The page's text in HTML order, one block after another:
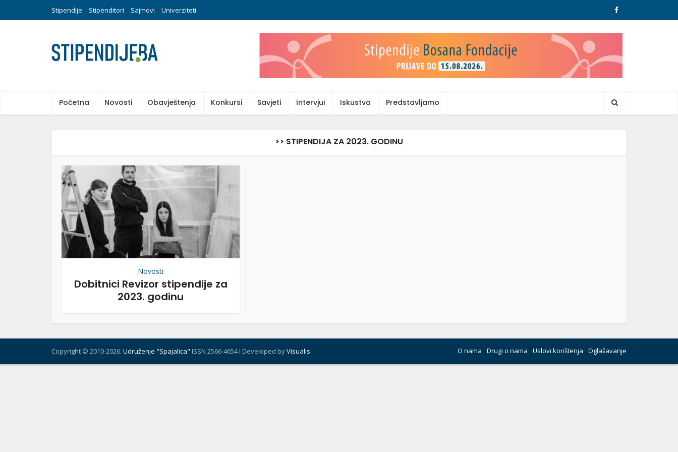
Stipendije Stipenditori Sajmovi Univerziteti
Početna Novosti Obavještenja Konkursi Savjeti Intervjui Iskustva Predstavljamo
>> STIPENDIJA ZA 2023. GODINU
Novosti
Dobitnici Revizor stipendije za
2023. godinu
Copyright © 2010-2026. Udruženje "Spajalica" ISSN 2566-4654 I Developed byVisualis O nama Drugi o nama Uslovi korištenja Oglašavanje